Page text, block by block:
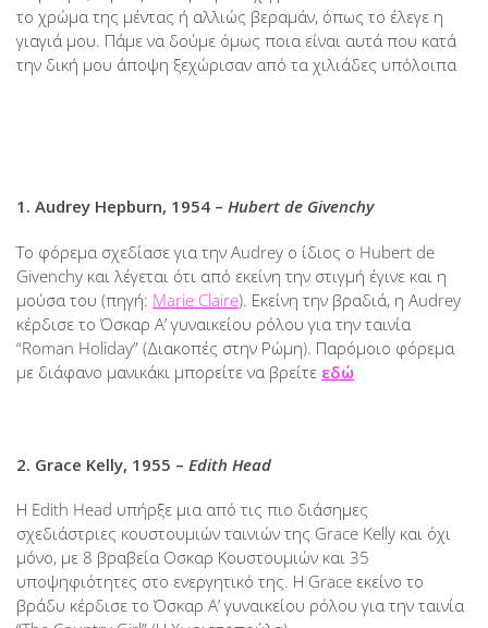
το χρώμα της μέντας ή αλλιώς βεραμάν, όπως το έλεγε η
γιαγιά μου. Πάμε να δούμε όμως ποια είναι αυτά που κατά
την δική μου άποψη ξεχώρισαν από τα χιλιάδες υπόλοιπα
1. Audrey Hepburn, 1954 – Hubert de Givenchy
Το φόρεμα σχεδίασε για την Audrey ο ίδιος ο Hubert de
Givenchy και λέγεται ότι από εκείνη την στιγμή έγινε και η
μούσα του (πηγή: Marie Claire). Εκείνη την βραδιά, η Audrey
κέρδισε το Όσκαρ Α’ γυναικείου ρόλου για την ταινία
“Roman Holiday” (Διακοπές στην Ρώμη). Παρόμοιο φόρεμα
με διάφανο μανικάκι μπορείτε να βρείτε εδώ
2. Grace Kelly, 1955 – Edith Head
Η Edith Head υπήρξε μια από τις πιο διάσημες
σχεδιάστριες κουστουμιών ταινιών της Grace Kelly και όχι
μόνο, με 8 βραβεία Οσκαρ Κουστουμιών και 35
υποψηφιότητες στο ενεργητικό της. Η Grace εκείνο το
βράδυ κέρδισε το Όσκαρ Α’ γυναικείου ρόλου για την ταινία